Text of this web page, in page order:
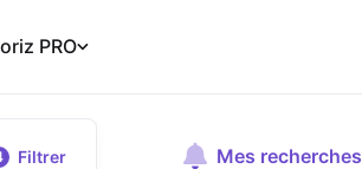
PRO
Filtrer Mes recherches